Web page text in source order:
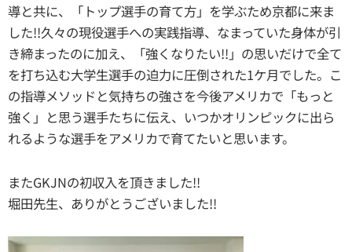
導と共に、「トップ選手の育て方」を学ぶため京都に来ま
した!!久々の現役選手への実践指導、なまっていた身体が引
き締まったのに加え、「強くなりたい!!」の思いだけで全て
を打ち込む大学生選手の迫力に圧倒された1ケ月でした。こ
の指導メソッドと気持ちの強さを今後アメリカで「もっと
強く」と思う選手たちに伝え、いつかオリンピックに出ら
れるような選手をアメリカで育てたいと思います。
またGKJNの初収入を頂きました!!
堀田先生、ありがとうございました!!